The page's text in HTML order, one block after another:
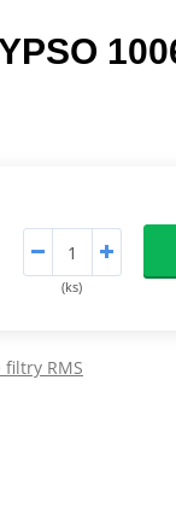
(ks)
filtry RMS